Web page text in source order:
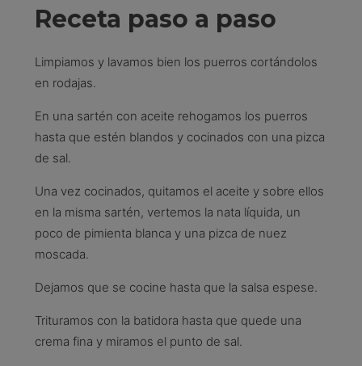
Receta paso a paso
Limpiamos y lavamos bien los puerros cortándolos
en rodajas.
En una sartén con aceite rehogamos los puerros
hasta que estén blandos y cocinados con una pizca
de sal.
Una vez cocinados, quitamos el aceite y sobre ellos
en la misma sartén, vertemos la nata líquida, un
poco de pimienta blanca y una pizca de nuez
moscada.
Dejamos que se cocine hasta que la salsa espese.
Trituramos con la batidora hasta que quede una
crema fina y miramos el punto de sal.